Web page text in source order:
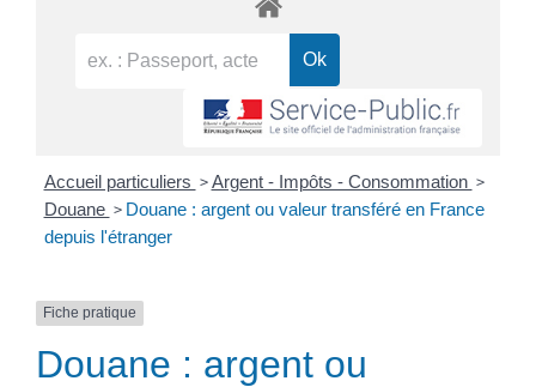
Accueil particuliers > Argent - Impôts - Consommation >
Douane > Douane : argent ou valeur transféré en France
depuis l'étranger
Fiche pratique
Douane : argent ou